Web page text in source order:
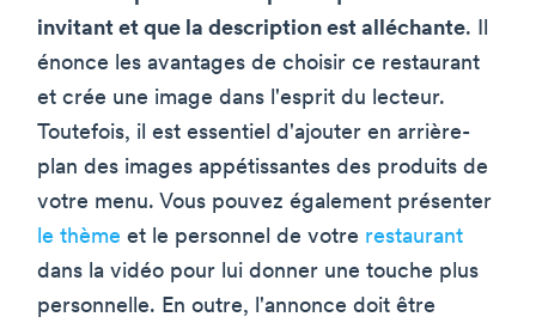
invitant et que la description est alléchante. Il
énonce les avantages de choisir ce restaurant
et crée une image dans l'esprit du lecteur.
Toutefois, il est essentiel d'ajouter en arrière-
plan des images appétissantes des produits de
votre menu. Vous pouvez également présenter
le thème et le personnel de votre restaurant
dans la vidéo pour lui donner une touche plus
personnelle. En outre, l'annonce doit être